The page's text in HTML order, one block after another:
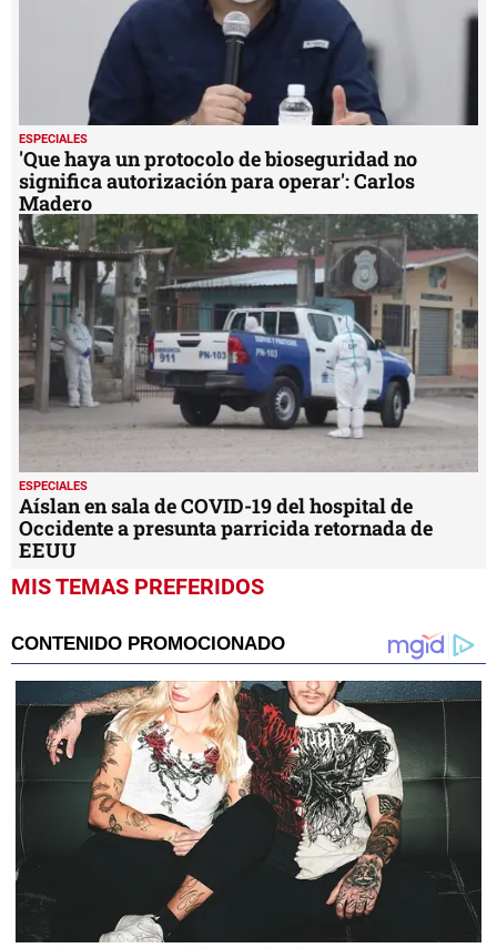
ESPECIALES
'Que haya un protocolo de bioseguridad no
significa autorización para operar': Carlos
Madero
ESPECIALES
Aíslan en sala de COVID-19 del hospital de
Occidente a presunta parricida retornada de
EEUU
MIS TEMAS PREFERIDOS